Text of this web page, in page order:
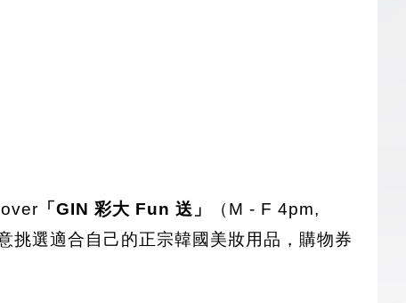
「GIN 彩大 Fun 送」
（M - F 4pm,
挑選適合自己的正宗韓國美妝用品，購物券